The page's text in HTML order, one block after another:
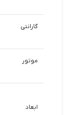
گارانتی
موتور
ابعاد